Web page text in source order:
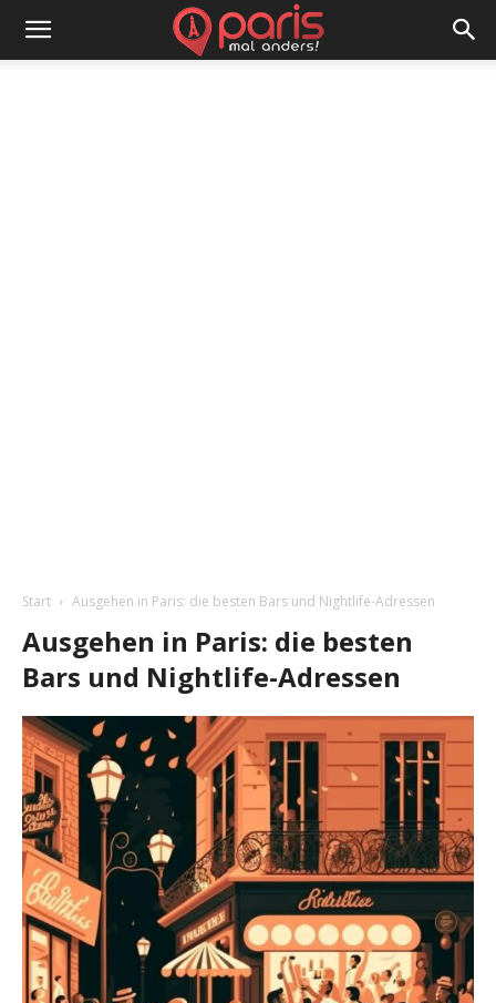
Start Ausgehen in Paris: die besten Bars und Nightlife-Adressen
Ausgehen in Paris: die besten
Bars und Nightlife-Adressen